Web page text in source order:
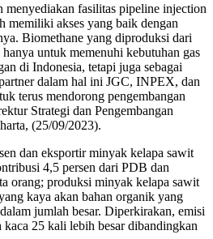
menyediakan fasilitas pipeline injection
memiliki akses yang baik dengan
Biomethane yang diproduksi dari
untuk memenuhi kebutuhan gas
di Indonesia, tetapi juga sebagai
dalam hal ini JGC, INPEX, dan
terus mendorong pengembangan
Strategi dan Pengembangan
(25/09/2023).
dan eksportir minyak kelapa sawit
4,5 persen dari PDB dan
orang; produksi minyak kelapa sawit
kaya akan bahan organik yang
jumlah besar. Diperkirakan, emisi
25 kali lebih besar dibandingkan